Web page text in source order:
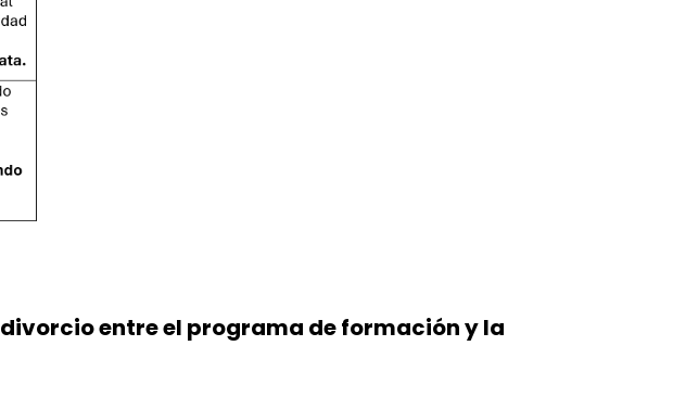
divorcio entre el programa de formación y la